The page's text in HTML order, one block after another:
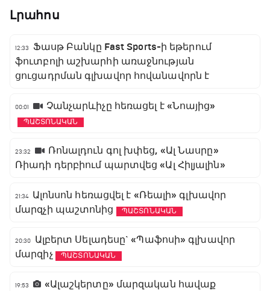
Լրահոս
12:33
Ֆասթ Բանկը Fast Sports-ի եթերում
ֆուտբոլի աշխարհի առաջնության
ցուցադրման գլխավոր հովանավորն է
00:01 Չանչարևիչը հեռացել է «Նոայից»
ՊԱՇՏՈՆԱԿԱՆ
23:32
Ռոնալդուն գոլ խփեց, «Ալ Նասրը»
Ռիադի դերբիում պարտվեց «Ալ Հիլյալին»
21:34 Ալոնսոն հեռացվել է «Ռեալի» գլխավոր
մարզչի պաշտոնից
ՊԱՇՏՈՆԱԿԱՆ
20:30
Ալբերտ Սելադեսը` «Պաֆոսի» գլխավոր
մարզիչ
ՊԱՇՏՈՆԱԿԱՆ
19:53
«Ալաշկերտը» մարզական հավաք